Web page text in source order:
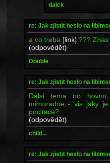
dalck
re: Jak zjistit heslo na
a co treba [link] ???
(odpovědět)
Double
re: Jak zjistit heslo na
Dalsi tema no
mimoradne - vis jaky
pocitace?
(odpovědět)
child...
re: Jak zjistit heslo na